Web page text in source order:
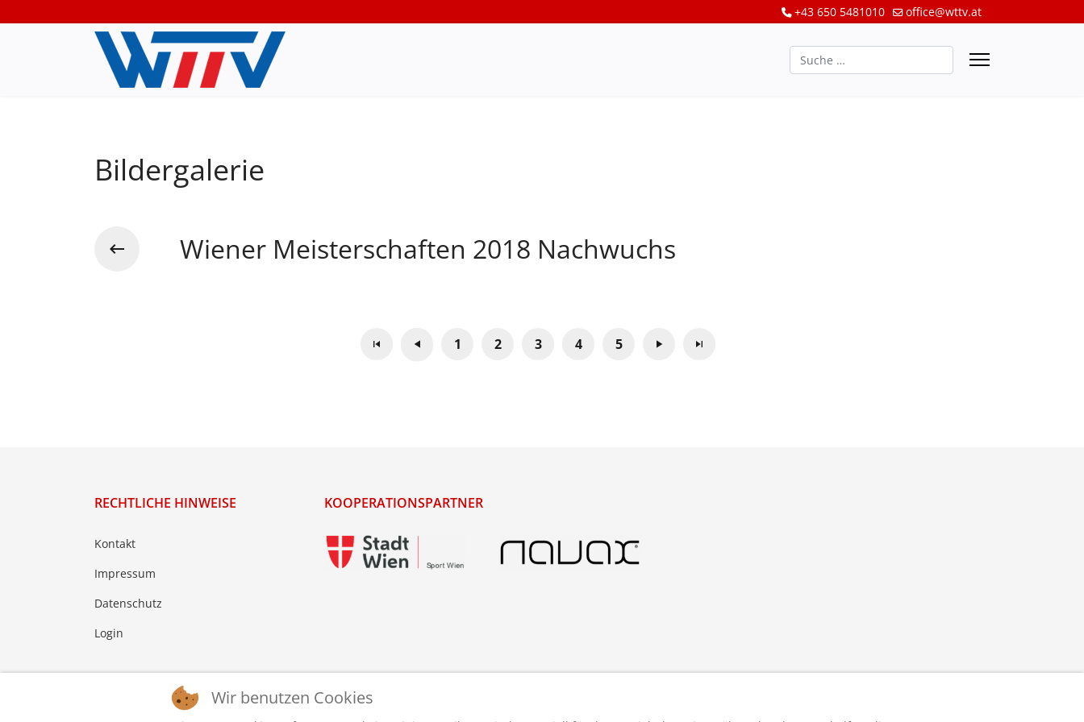
+43 650 5481010 office@wttv.at
Suchen
Bildergalerie
Wiener Meisterschaften 2018 Nachwuchs
1 2 3 4 5
RECHTLICHE HINWEISE
Kontakt
Impressum
Datenschutz
Login
KOOPERATIONSPARTNER
© 2026 © WTTV - Wiener Tischtennis Verband. Gestaltet und betreut von
Wir benutzen Cookies